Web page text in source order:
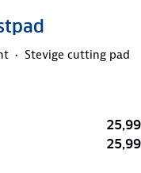
Stevige cutting pad
25,99
25,99